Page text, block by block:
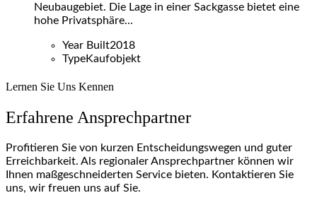
Neubaugebiet. Die Lage in einer Sackgasse bietet eine
hohe Privatsphäre...
Year Built2018
TypeKaufobjekt
Lernen Sie Uns Kennen
Erfahrene Ansprechpartner
Profitieren Sie von kurzen Entscheidungswegen und guter
Erreichbarkeit. Als regionaler Ansprechpartner können wir
Ihnen maßgeschneiderten Service bieten. Kontaktieren Sie
uns, wir freuen uns auf Sie.